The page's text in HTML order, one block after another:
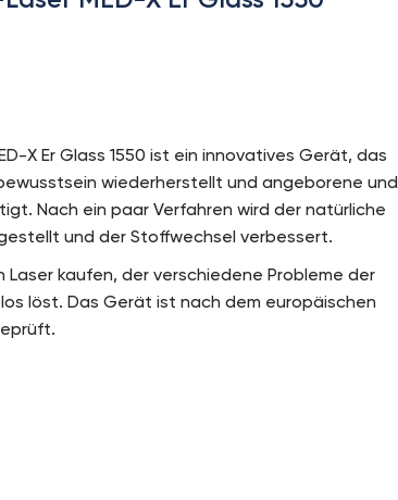
X Er Glass 1550 ist ein innovatives Gerät, das
wiederherstellt und angeborene und
Nach ein paar Verfahren wird der natürliche
und der Stoffwechsel verbessert.
Laser kaufen, der verschiedene Probleme der
löst. Das Gerät ist nach dem europäischen